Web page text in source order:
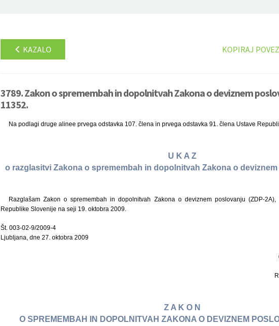
KAZALO KOPIRAJ
3789. Zakon o spremembah in dopolnitvah Zakona o deviznem
11352.
Na podlagi druge alinee prvega odstavka 107. člena in prvega odstavka 91. člena Ustave
U K A Z
o razglasitvi Zakona o spremembah in dopolnitvah Zakona o
Razglašam Zakon o spremembah in dopolnitvah Zakona o deviznem poslovanju (ZDP-
Republike Slovenije na seji 19. oktobra 2009.
Št. 003-02-9/2009-4
Ljubljana, dne 27. oktobra 2009
Z A K O N
O SPREMEMBAH IN DOPOLNITVAH ZAKONA O DEVIZNEM